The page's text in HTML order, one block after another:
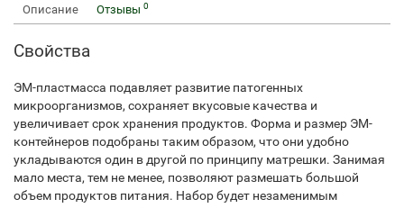
Описание Отзывы 0
Свойства
ЭМ-пластмасса подавляет развитие патогенных
микроорганизмов, сохраняет вкусовые качества и
увеличивает срок хранения продуктов. Форма и размер ЭМ-
контейнеров подобраны таким образом, что они удобно
укладываются один в другой по принципу матрешки. Занимая
мало места, тем не менее, позволяют размешать большой
объем продуктов питания. Набор будет незаменимым